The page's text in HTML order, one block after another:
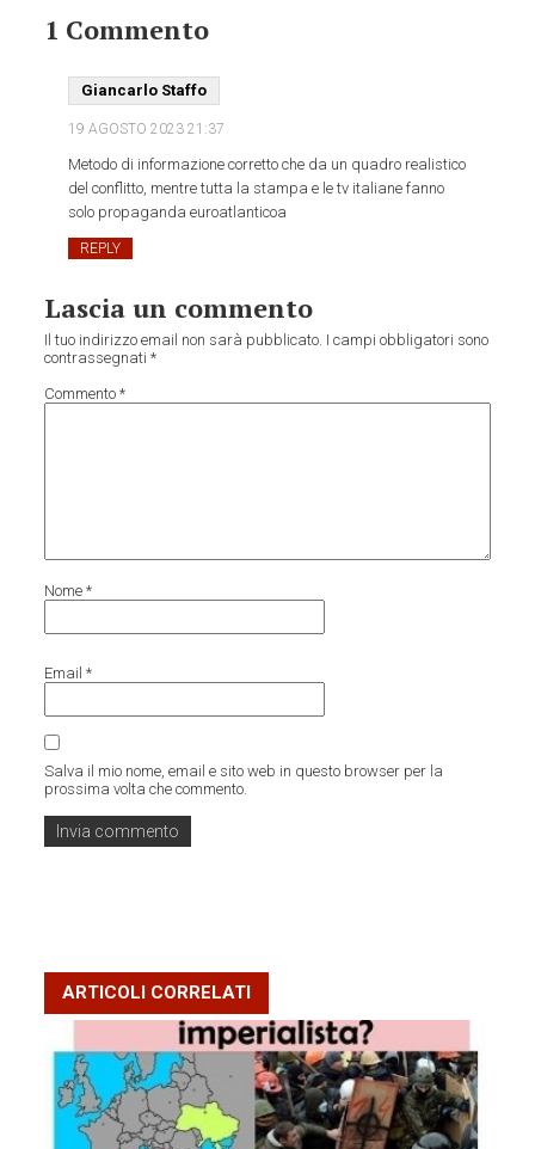
1 Commento
Giancarlo Staffo
19 AGOSTO 202321:37
Metodo di informazione corretto che da un quadro realistico
del conflitto, mentre tutta la stampa e le tv italiane fanno
solo propaganda euroatlanticoa
REPLY
Lascia un commento
Il tuo indirizzo email non sarà pubblicato. I campi obbligatori sono
contrassegnati*
Commento*
Nome*
Email*
Salva il mio nome, email e sito web in questo browser per la
prossima volta che commento.
ARTICOLI CORRELATI